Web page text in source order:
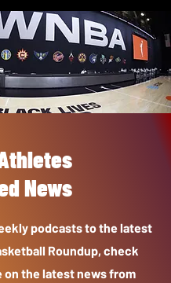
News
podcasts to the latest
Roundup, check
on the latest news from